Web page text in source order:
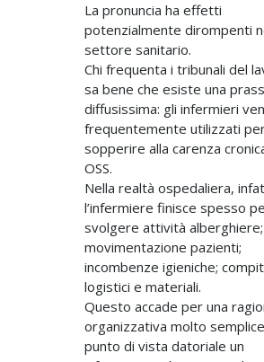
La pronuncia ha effetti
potenzialmente dirompenti
settore sanitario.
Chi frequenta i tribunali del
sa bene che esiste una
diffusissima: gli infermieri
frequentemente utilizzati
sopperire alla carenza
OSS.
Nella realtà ospedaliera,
l’infermiere finisce spesso
svolgere attività alberghiere;
movimentazione pazienti;
incombenze igieniche;
logistici e materiali.
Questo accade per una
organizzativa molto
punto di vista datoriale un